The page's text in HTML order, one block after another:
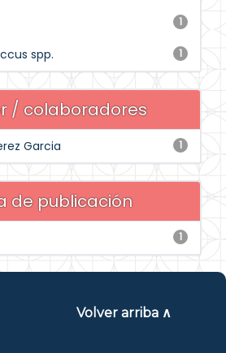
1
1
spp.
/ colaboradores
1
Garcia
de publicación
1
Volver arriba ∧